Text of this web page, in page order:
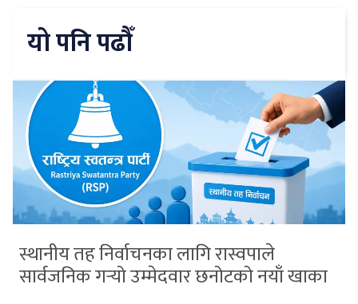
यो पनि पढौँ
स्थानीय तह निर्वाचनका लागि रास्वपाले
सार्वजनिक गर्‍यो उम्मेदवार छनोटको नयाँ खाका